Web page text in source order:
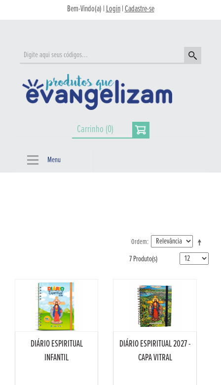
Bem-Vindo(a) |Login|Cadastre-se
Carrinho (0)
Menu
Ordem
7 Produto(s)
DIÁRIO ESPIRITUAL
INFANTIL
DIÁRIO ESPIRITUAL 2027 -
CAPA VITRAL